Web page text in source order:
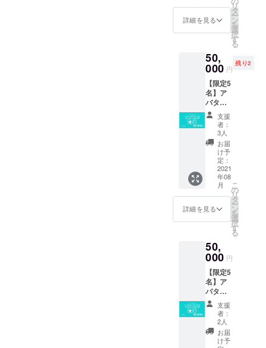
けます
発行い
たしま
サイト
は後日
お知ら
せいた
しま
す。
（2021
年8月
ECサイ
トリ
リース
予定）
＜リ
ターン
内容＞
めてお
礼の
をメー
ルで送
らせて
いただ
きま
す。 ●
活動報
告レ
ポート
●アバ
ター絵
いただ
きま
ポート
●アバ
本チ
ケット2
冊分
（30%
OFFギ
フト
コード
付き）
※一般販
売は、
アバ
ター絵
6,800円
を予定
す。 ※
お申し
込み時
に「シ
ンデレ
ラ」と
「桃太
郎」の2
種類の
うち、
お好き
アバ
ター絵
す。ぜ
ひご支
援のほ
どよろ
しくお
願いい
たしま
す。 ※
絵本の
種類と
寄贈先
は、特
定非営
利活動
法人 児
童養護
施設卒
バース
様、そ
連施設
協力の
元、決
めさせ
ていた
だきま
す。 ＜
内容＞
両親が
いな
かった
り、施
育って
いて絵
本を親
からプ
レゼン
トされ
る機会
が少な
いとい
う子ど
も達に
も「自
分が主
人公に
なれる
アバ
ター絵
す。ぜ
ひご支
援のほ
どよろ
しくお
願いい
たしま
す。 ※
絵本の
種類と
寄贈先
詳細を見る
リ
タ
ー
ン
を
選
択
す
る
50,
000 円
残り2
【限定5
名】ア
バター
絵本
（もも
たろ
う）の
スポン
サーに
なれる
権＋ア
バター
絵本1冊
スポン
サーと
して、
WEBサ
イトに
支援者
さまの
お名前
（ニッ
クネー
ム可）
を掲
載。ご
家族や
支援
者：
3人
お届
け予
定：
2021
年08
月
詳細を見る
こ
の
リ
タ
ー
ン
を
選
択
す
る
50,
000 円
【限定5
名】ア
バター
絵本
（シン
デレ
ラ）の
スポン
支援
者：
2人
お届
け予